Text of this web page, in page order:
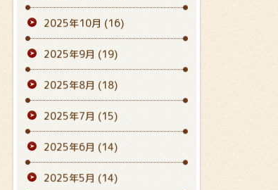
2025年10月 (16)
2025年9月 (19)
2025年8月 (18)
2025年7月 (15)
2025年6月 (14)
2025年5月 (14)